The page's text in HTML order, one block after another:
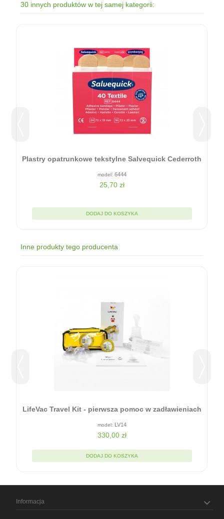
30 innych produktów w tej samej kategorii:
Plastry opatrunkowe tekstylne Salvequick Cederroth
6444
25,70 zł
DODAJ DO KOSZYKA
Inne produkty tego producenta
LifeVac Travel Kit - pierwsza pomoc w zadławieniach
LV14
330,00 zł
DODAJ DO KOSZYKA
Informacja